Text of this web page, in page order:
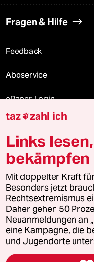
Fragen & Hilfe
Feedback
Aboservice
ePaper Login
Downloads für
© 2026 taz Verlags und
Alle Rechte vorbehalten. Bei
wenden Sie sich bitte an
Feedback
Leitlinie Informant
taz zahl ich
Links
bekämpfen
Mit doppelter Kraft
Besonders jetzt
Rechtsextremismus
Daher gehen 50
Neuanmeldungen an
eine Kampagne, die
und Jugendorte